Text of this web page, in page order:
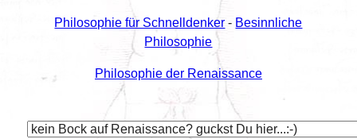
Philosophie für Schnelldenker - Besinnliche
Philosophie
Philosophie der Renaissance